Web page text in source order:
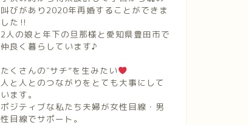
叫びがあり2020年再婚することができま
した‼︎
2人の娘と年下の旦那様と愛知県豊田市で
仲良く暮らしています♪
たくさんの″サチ”を生みたい
人と人とのつながりをとても大事にして
います。
ポジティブな私たち夫婦が女性目線・男
性目線でサポート。